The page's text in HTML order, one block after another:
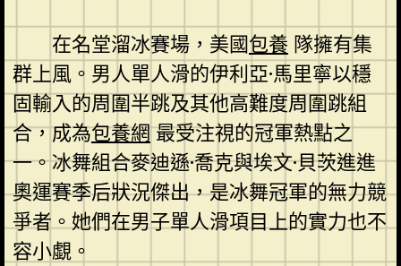
在名堂溜冰賽場，美國包養 隊擁有集
群上風。男人單人滑的伊利亞·馬里寧以穩
固輸入的周圍半跳及其他高難度周圍跳組
合，成為包養網最受注視的冠軍熱點之
一。冰舞組合麥迪遜·喬克與埃文·貝茨進進
奧運賽季后狀況傑出，是冰舞冠軍的無力競
爭者。她們在男子單人滑項目上的實力也不
容小覷。